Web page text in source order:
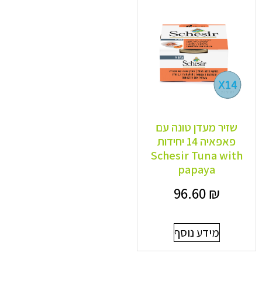
שזיר מעדן טונה עם
פאפאיה 14 יחידות
Schesir Tuna with
papaya
96.60₪
מידע נוסף